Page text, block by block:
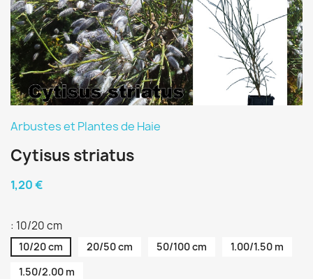
Arbustes et Plantes de Haie
Cytisus striatus
1,20 €
: 10/20 cm
10/20 cm 20/50 cm 50/100 cm
1.00/1.50 m
1.50/2.00 m